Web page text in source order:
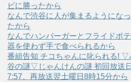
ビに勝ったから
なんで渋谷に人が集まるようにな
たから
なんでハンバーガーとフライドポ
器を使わず手で食べられるから
番組告知 チコちゃんに叱られる!
谷の謎▽じゃんけんの謎 初回放送
7:57、再放送翌土曜日8時15分から